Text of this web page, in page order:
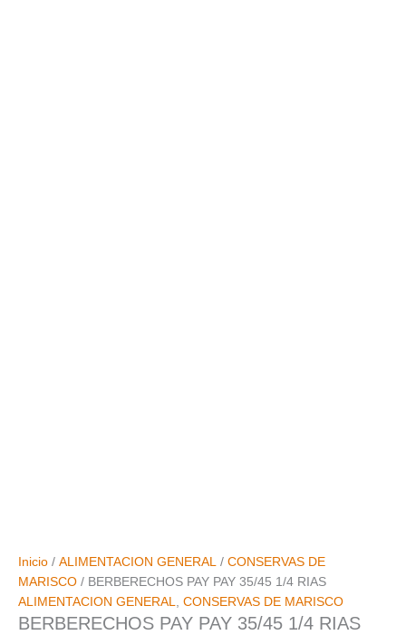
Inicio / ALIMENTACION GENERAL / CONSERVAS DE
MARISCO / BERBERECHOS PAY PAY 35/45 1/4 RIAS
ALIMENTACION GENERAL, CONSERVAS DE MARISCO
BERBERECHOS PAY PAY 35/45 1/4 RIAS